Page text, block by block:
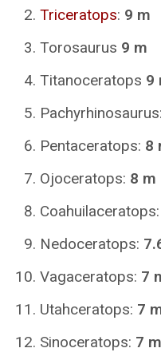
Triceratops: 9 m
Torosaurus 9 m
Titanoceratops 9
Pachyrhinosaurus:
Pentaceratops: 8
Ojoceratops: 8 m
Coahuilaceratops:
Nedoceratops:
Vagaceratops: 7
Utahceratops: 7
Sinoceratops: 7 m